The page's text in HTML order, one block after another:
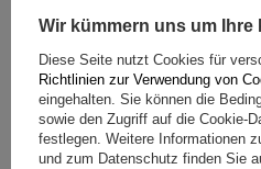
Wir kümmern uns um Ihre
Diese Seite nutzt Cookies für
Richtlinien zur Verwendung von
eingehalten. Sie können die
sowie den Zugriff auf die Cookie-
festlegen. Weitere Informationen
und zum Datenschutz finden Sie